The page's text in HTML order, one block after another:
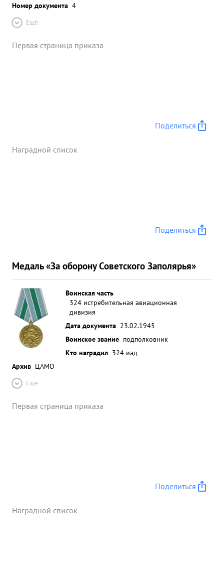
Номер документа 4
Ещё
Первая страница приказа
Поделиться
Наградной список
Поделиться
Медаль «За оборону Советского Заполярья»
Воинская часть
324 истребительная авиационная
дивизия
Дата документа 23.02.1945
Воинское звание подполковник
Кто наградил 324 иад
Архив ЦАМО
Ещё
Первая страница приказа
Поделиться
Наградной список